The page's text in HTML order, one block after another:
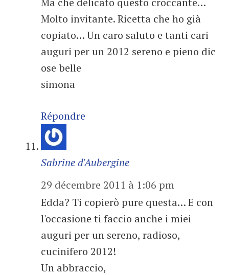
Molto invitante. Ricetta che ho già
copiato… Un caro saluto e tanti cari
auguri per un 2012 sereno e pieno dic
ose belle
simona
Répondre
Sabrine d'Aubergine
29 décembre 2011 à 1:06 pm
Edda? Ti copierò pure questa… E con
l'occasione ti faccio anche i miei
auguri per un sereno, radioso,
cucinifero 2012!
Un abbraccio,